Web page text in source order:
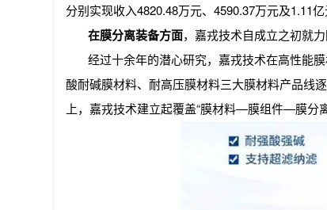
分别实现收入4820.48万元、4590.37万元及1.11
在膜分离装备方面，嘉戎技术自成立之初就
经过十余年的潜心研究，嘉戎技术在高性能
酸耐碱膜材料、耐高压膜材料三大膜材料产品线
上，嘉戎技术建立起覆盖“膜材料—膜组件—膜分